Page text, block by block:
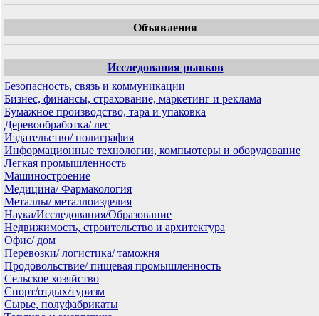
Объявления
Исследования рынков
Безопасность, связь и коммуникации
Бизнес, финансы, страхование, маркетинг и реклама
Бумажное производство, тара и упаковка
Деревообработка/ лес
Издательство/ полиграфия
Информационные технологии, компьютеры и оборудование
Легкая промышленность
Машиностроение
Медицина/ Фармакология
Металлы/ металлоизделия
Наука/Исследования/Образование
Недвижимость, строительство и архитектура
Офис/ дом
Перевозки/ логистика/ таможня
Продовольствие/ пищевая промышленность
Сельское хозяйство
Спорт/отдых/туризм
Сырье, полуфабрикаты